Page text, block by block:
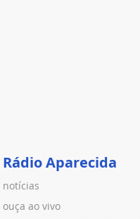
Rádio Aparecida
notícias
ouça ao vivo